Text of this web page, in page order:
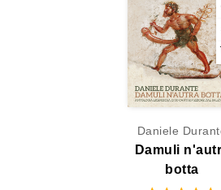
Daniele
Damuli
botta